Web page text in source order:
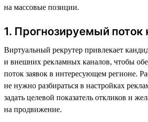
на массовые позиции.
1. Прогнозируемый поток
Виртуальный рекрутер привлекает
и внешних рекламных каналов, чтобы
поток заявок в интересующем регионе.
не нужно разбираться в настройках
задать целевой показатель откликов и
на продвижение.